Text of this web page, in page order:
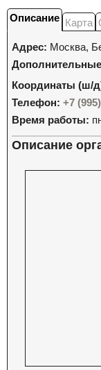
Описание Карта
Адрес: Москва,
Координаты (ш/
Телефон: +7
Время работы:
Описание